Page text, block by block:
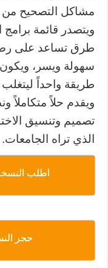
مشاكل التصحيح من
ويتصدر قائمة
طرق تساعد على
سهولة ويسر،
طريقة واحداً
ويقدم حلاً
تصميم وتنسيق
الذي تراه الجامعات.
اطلب
حجز